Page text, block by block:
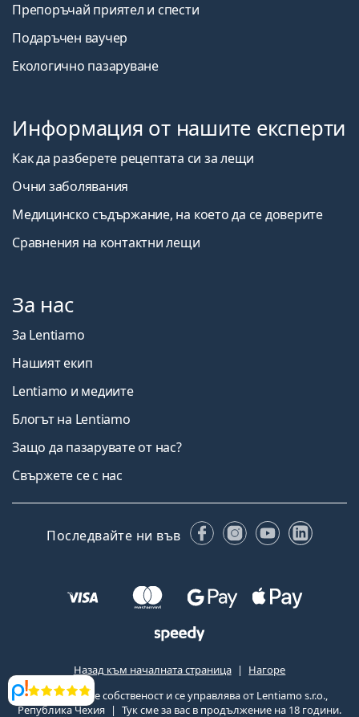
Прегледи
Препоръчай приятел и спести
Подаръчен ваучер
Екологично пазаруване
Информация от нашите експерти
Как да разберете рецептата си за лещи
Очни заболявания
Медицинско съдържание, на което да се доверите
Сравнения на контактни лещи
За нас
За Lentiamo
Нашият екип
Lentiamo и медиите
Блогът на Lentiamo
Защо да пазарувате от нас?
Свържете се с нас
Последвайте ни във FacebookInstagram
YouTube
Назад към началната страница
Нагоре
Lentiamo.bg е собственост и се управлява от Lentiamo s.r.o.,
Република Чехия
Тук сме за вас в продължение на 18 години.